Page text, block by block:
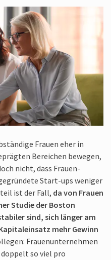
Frauen eher in
Bereichen bewegen,
nicht, dass Frauen­
Start-ups weniger
ist der Fall, da von Frauen
Studie der Boston
sind, sich länger am
mehr Gewinn
Frauen­unternehmen
so viel pro